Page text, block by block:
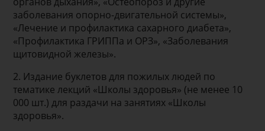
заболевания опорно-двигательной системы»,
«Лечение и профилактика сахарного диабета»,
«Профилактика ГРИППа и ОРЗ», «Заболевания
щитовидной железы».
2. Издание буклетов для пожилых людей по
тематике лекций «Школы здоровья» (не менее 10
000 шт.) для раздачи на занятиях «Школы
здоровья».